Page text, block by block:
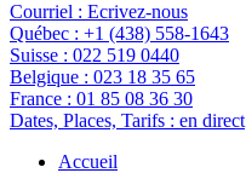
Courriel : Ecrivez-nous
Québec : +1 (438) 558-1643
Suisse : 022 519 0440
Belgique : 023 18 35 65
France : 01 85 08 36 30
Dates, Places, Tarifs : en direct
Accueil